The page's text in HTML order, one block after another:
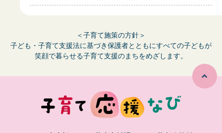
＜子育て施策の方針＞
子ども・子育て支援法に基づき保護者とともにすべての子どもが
笑顔で暮らせる子育て支援のまちをめざします。